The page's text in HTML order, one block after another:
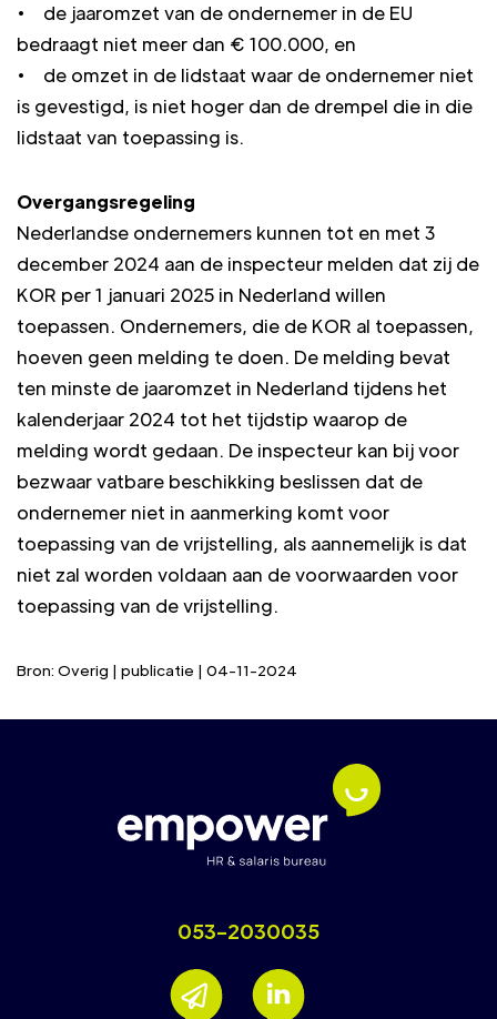
• de jaaromzet van de ondernemer in de EU
bedraagt niet meer dan € 100.000, en
• de omzet in de lidstaat waar de ondernemer niet
is gevestigd, is niet hoger dan de drempel die in die
lidstaat van toepassing is.
Overgangsregeling
Nederlandse ondernemers kunnen tot en met 3
december 2024 aan de inspecteur melden dat zij de
KOR per 1 januari 2025 in Nederland willen
toepassen. Ondernemers, die de KOR al toepassen,
hoeven geen melding te doen. De melding bevat
ten minste de jaaromzet in Nederland tijdens het
kalenderjaar 2024 tot het tijdstip waarop de
melding wordt gedaan. De inspecteur kan bij voor
bezwaar vatbare beschikking beslissen dat de
ondernemer niet in aanmerking komt voor
toepassing van de vrijstelling, als aannemelijk is dat
niet zal worden voldaan aan de voorwaarden voor
toepassing van de vrijstelling.
Bron: Overig | publicatie | 04-11-2024
053-2030035